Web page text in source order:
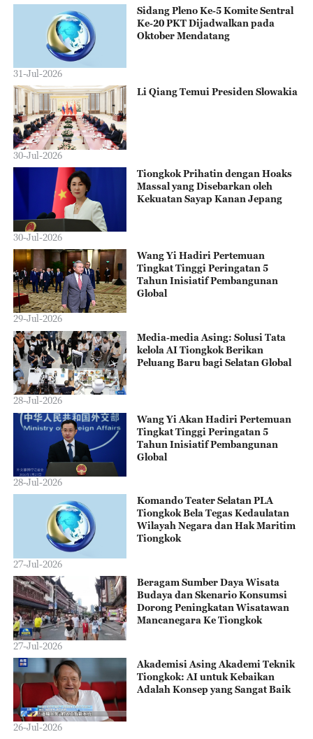
Sidang Pleno Ke-5 Komite Sentral
Ke-20 PKT Dijadwalkan pada
Oktober Mendatang
31-Jul-2026
Li Qiang Temui Presiden Slowakia
30-Jul-2026
Tiongkok Prihatin dengan Hoaks
Massal yang Disebarkan oleh
Kekuatan Sayap Kanan Jepang
30-Jul-2026
Wang Yi Hadiri Pertemuan
Tingkat Tinggi Peringatan 5
Tahun Inisiatif Pembangunan
Global
29-Jul-2026
Media-media Asing: Solusi Tata
kelola AI Tiongkok Berikan
Peluang Baru bagi Selatan Global
28-Jul-2026
Wang Yi Akan Hadiri Pertemuan
Tingkat Tinggi Peringatan 5
Tahun Inisiatif Pembangunan
Global
28-Jul-2026
Komando Teater Selatan PLA
Tiongkok Bela Tegas Kedaulatan
Wilayah Negara dan Hak Maritim
Tiongkok
27-Jul-2026
Beragam Sumber Daya Wisata
Budaya dan Skenario Konsumsi
Dorong Peningkatan Wisatawan
Mancanegara Ke Tiongkok
27-Jul-2026
Akademisi Asing Akademi Teknik
Tiongkok: AI untuk Kebaikan
Adalah Konsep yang Sangat Baik
26-Jul-2026